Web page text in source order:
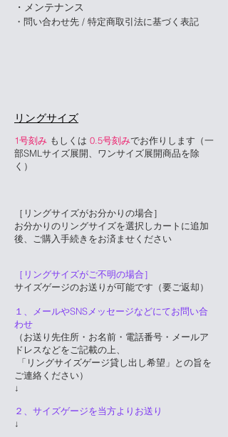
・メンテナンス
・問い合わせ先 / 特定商取引法に基づく表記
​リングサイズ
1号刻み もしくは 0.5号刻みでお作りします（一
部SMLサイズ展開、ワンサイズ展開商品を除
く）
［リングサイズがお分かりの場合］
お分かりのリングサイズを選択しカートに追加
後、ご購入手続きをお済ませください
［リングサイズがご不明の場合］
サイズゲージのお送りが可能です（要ご返却）
１、メールやSNSメッセージなどにてお問い合
わせ
（お送り先住所・お名前・電話番号・メールア
ドレスなどをご記載の上、
「リングサイズゲージ貸し出し希望」との旨を
ご連絡ください）
↓
２、サイズゲージを当方よりお送り
↓